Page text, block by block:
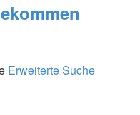
Erweiterte Suche